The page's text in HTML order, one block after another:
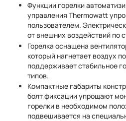
Функции горелки
управления Thermowatt
пользователем.
от внешних воздействий по
Горелка оснащена
который нагнетает воздух
поддерживает стабильное
типов.
Компактные габариты
болт фиксации упрощают
горелки в необходимом
подвешивается на